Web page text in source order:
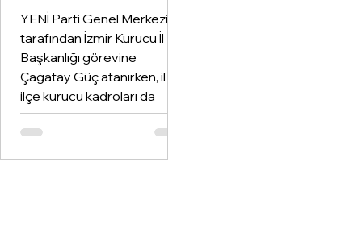
YENİ Parti Genel Merkezi
tarafından İzmir Kurucu İl
Başkanlığı görevine
Çağatay Güç atanırken, il ve
ilçe kurucu kadroları da
netleşti.